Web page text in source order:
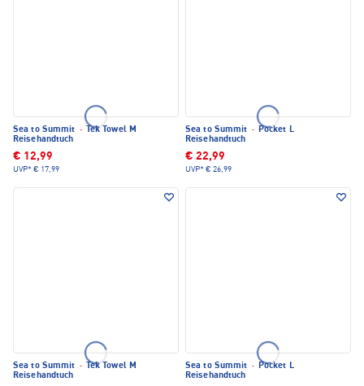
Sea to Summit ·
Tek Towel M
Reisehandtuch
€ 12,99
UVP* € 17,99
Sea to Summit · Pocket L
Reisehandtuch
€ 22,99
UVP* € 26,99
Sea to Summit ·
Tek Towel M
Reisehandtuch
Sea to Summit · Pocket L
Reisehandtuch